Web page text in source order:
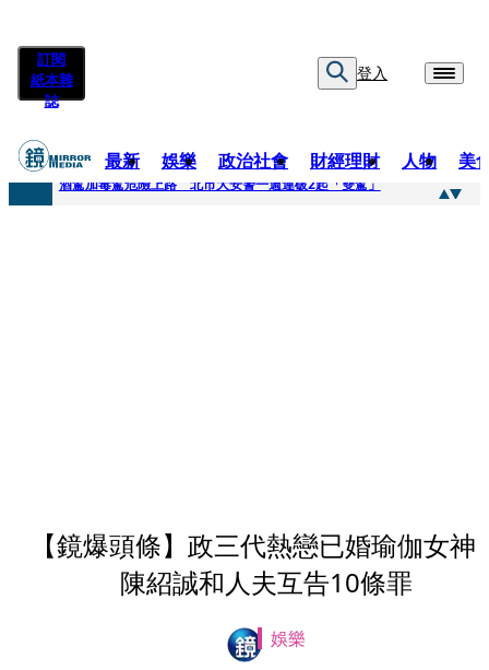
訂閱
紙本雜
誌
登入
最新 娛樂 政治社會 財經理財 人物 美
快訊
酒駕加毒駕危險上路 北市大安警一週連破2起「雙駕」
【鏡爆頭條】政三代熱戀已婚瑜伽女
陳紹誠和人夫互告10條罪
娛樂